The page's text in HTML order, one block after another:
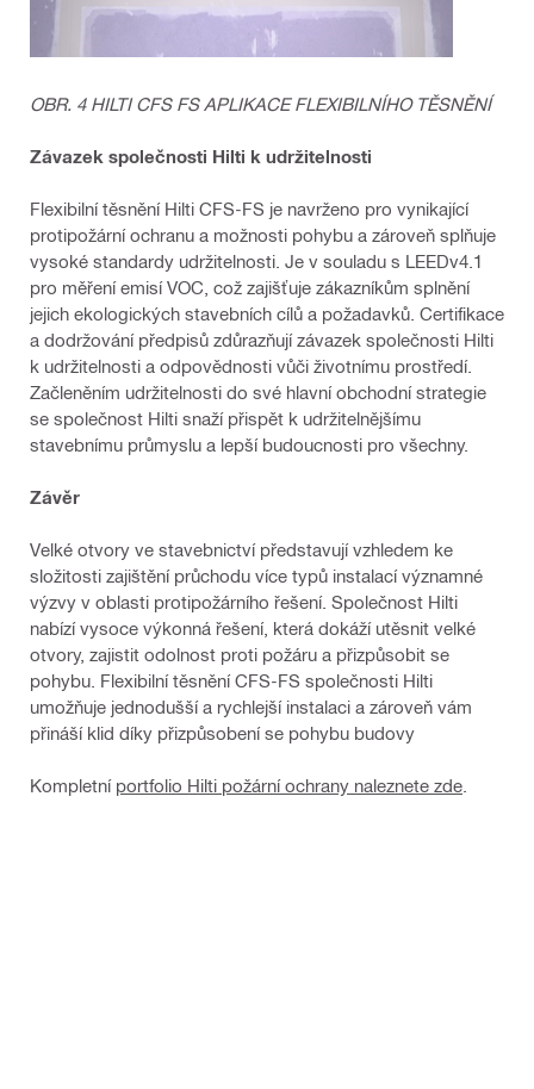
OBR. 4 HILTI CFS FS APLIKACE FLEXIBILNÍHO TĚSNĚNÍ
Závazek společnosti Hilti k udržitelnosti
Flexibilní těsnění Hilti CFS-FS je navrženo pro vynikající
protipožární ochranu a možnosti pohybu a zároveň splňuje
vysoké standardy udržitelnosti. Je v souladu s LEEDv4.1
pro měření emisí VOC, což zajišťuje zákazníkům splnění
jejich ekologických stavebních cílů a požadavků. Certifikace
a dodržování předpisů zdůrazňují závazek společnosti Hilti
k udržitelnosti a odpovědnosti vůči životnímu prostředí.
Začleněním udržitelnosti do své hlavní obchodní strategie
se společnost Hilti snaží přispět k udržitelnějšímu
stavebnímu průmyslu a lepší budoucnosti pro všechny.
Závěr
Velké otvory ve stavebnictví představují vzhledem ke
složitosti zajištění průchodu více typů instalací významné
výzvy v oblasti protipožárního řešení. Společnost Hilti
nabízí vysoce výkonná řešení, která dokáží utěsnit velké
otvory, zajistit odolnost proti požáru a přizpůsobit se
pohybu. Flexibilní těsnění CFS-FS společnosti Hilti
umožňuje jednodušší a rychlejší instalaci a zároveň vám
přináší klid díky přizpůsobení se pohybu budovy
Kompletní portfolio Hilti požární ochrany naleznete zde